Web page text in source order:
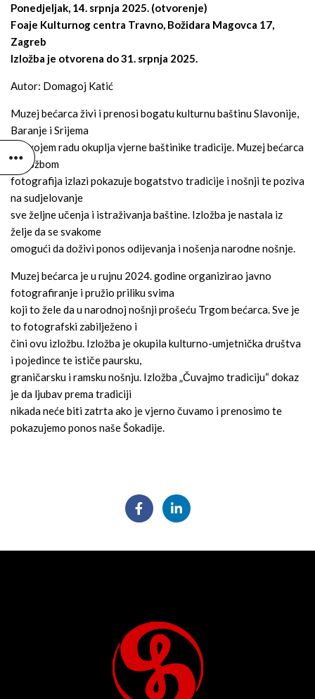
Ponedjeljak, 14. srpnja 2025. (otvorenje)
Foaje Kulturnog centra Travno, Božidara Magovca 17,
Zagreb
Izložba je otvorena do 31. srpnja 2025.
Autor: Domagoj Katić
Muzej bećarca živi i prenosi bogatu kulturnu baštinu Slavonije,
Baranje i Srijema
i u svojem radu okuplja vjerne baštinike tradicije. Muzej bećarca
s izložbom
fotografija izlazi pokazuje bogatstvo tradicije i nošnji te poziva
na sudjelovanje
sve željne učenja i istraživanja baštine. Izložba je nastala iz
želje da se svakome
omogući da doživi ponos odijevanja i nošenja narodne nošnje.
Muzej bećarca je u rujnu 2024. godine organizirao javno
fotografiranje i pružio priliku svima
koji to žele da u narodnoj nošnji prošeću Trgom bećarca. Sve je
to fotografski zabilježeno i
čini ovu izložbu. Izložba je okupila kulturno-umjetnička društva
i pojedince te ističe paursku,
graničarsku i ramsku nošnju. Izložba „Čuvajmo tradiciju“ dokaz
je da ljubav prema tradiciji
nikada neće biti zatrta ako je vjerno čuvamo i prenosimo te
pokazujemo ponos naše Šokadije.